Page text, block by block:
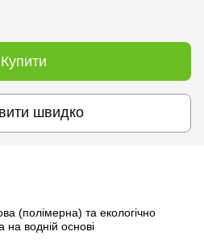
Купити
швидко
(полімерна) та екологічно
на водній основі